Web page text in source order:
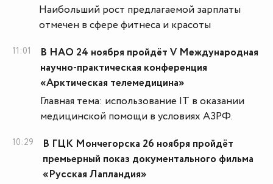
Наибольший рост предлагаемой зарплаты
отмечен в сфере фитнеса и красоты
11:01
В НАО 24 ноября пройдёт V Международная
научно-практическая конференция
«Арктическая телемедицина»
Главная тема: использование IT в оказании
медицинской помощи в условиях АЗРФ.
10:29
В ГЦК Мончегорска 26 ноября пройдёт
премьерный показ документального фильма
«Русская Лапландия»